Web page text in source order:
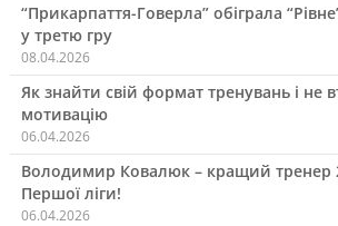
“Прикарпаття-Говерла” обіграла
у третю гру
08.04.2026
Як знайти свій формат тренувань і не
мотивацію
06.04.2026
Володимир Ковалюк – кращий тренер
Першої ліги!
06.04.2026